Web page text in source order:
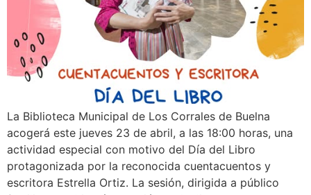
La Biblioteca Municipal de Los Corrales de Buelna
acogerá este jueves 23 de abril, a las 18:00 horas, una
actividad especial con motivo del Día del Libro
protagonizada por la reconocida cuentacuentos y
escritora Estrella Ortiz. La sesión, dirigida a público